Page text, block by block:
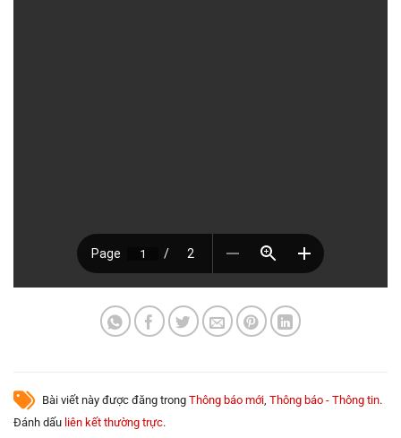
Bài viết này được đăng trong Thông báo mới Thông báo - Thông tin.
Đánh dấu liên kết thường trực.